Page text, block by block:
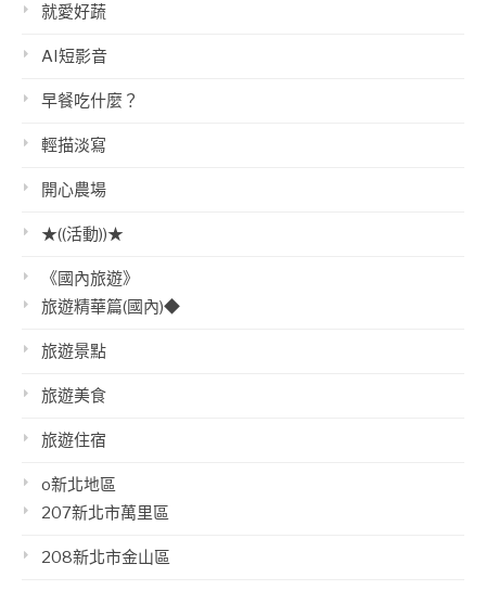
就愛好蔬
AI短影音
早餐吃什麼？
輕描淡寫
開心農場
★((活動))★
《國內旅遊》
旅遊精華篇(國內)◆
旅遊景點
旅遊美食
旅遊住宿
o新北地區
207新北市萬里區
208新北市金山區